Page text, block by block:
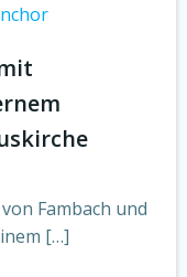
Fambach und
[…]